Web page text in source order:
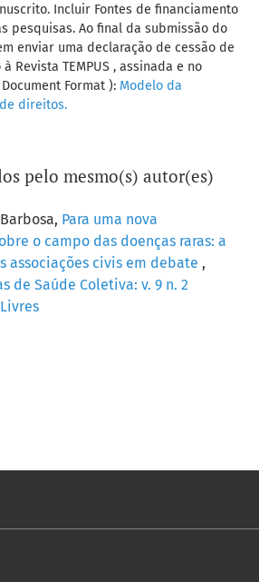
Incluir Fontes de financiamento
pesquisas. Ao final da submissão do
enviar uma declaração de cessão de
Revista TEMPUS , assinada e no
Format ): Modelo da
direitos.
pelo mesmo(s) autor(es)
Para uma nova
o campo das doenças raras: a
associações civis em debate ,
de Saúde Coletiva: v. 9 n. 2